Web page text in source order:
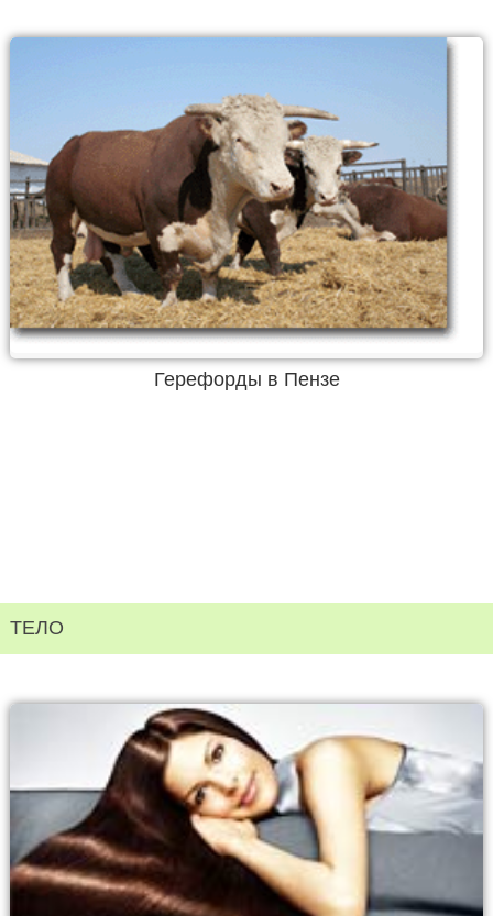
Герефорды в Пензе
ТЕЛО